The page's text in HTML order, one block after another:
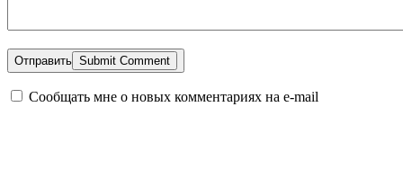
Отправить
Сообщать мне о новых комментариях на e-mail